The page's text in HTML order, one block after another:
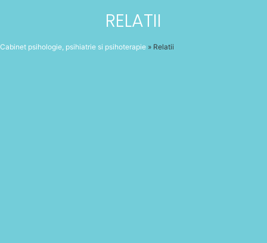
RELATII
Cabinet psihologie, psihiatrie si psihoterapie » Relatii